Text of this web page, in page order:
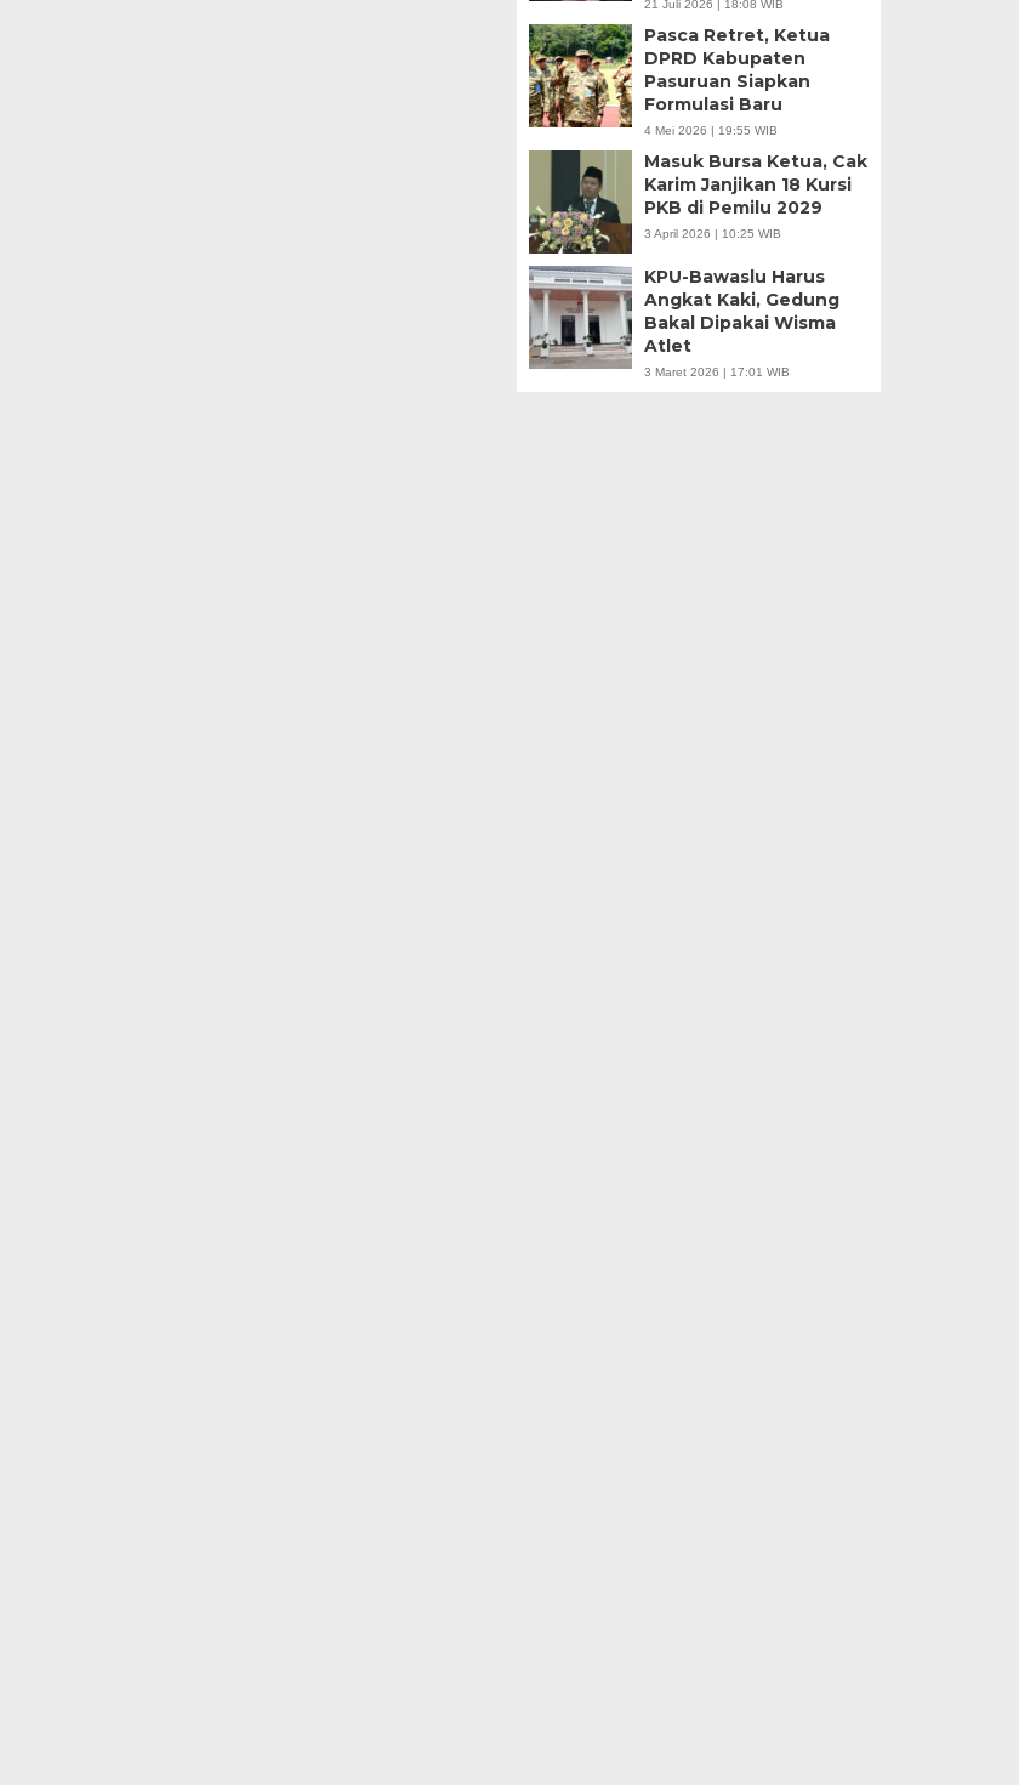
21 Juli 2026 | 18:08 WIB
Pasca Retret, Ketua
DPRD Kabupaten
Pasuruan Siapkan
Formulasi Baru
4 Mei 2026 | 19:55 WIB
Masuk Bursa Ketua, Cak
Karim Janjikan 18 Kursi
PKB di Pemilu 2029
3 April 2026 | 10:25 WIB
KPU-Bawaslu Harus
Angkat Kaki, Gedung
Bakal Dipakai Wisma
Atlet
3 Maret 2026 | 17:01 WIB